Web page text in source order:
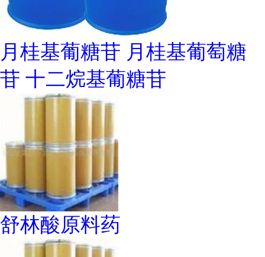
月桂基葡糖苷 月桂基葡萄糖
苷 十二烷基葡糖苷
舒林酸原料药